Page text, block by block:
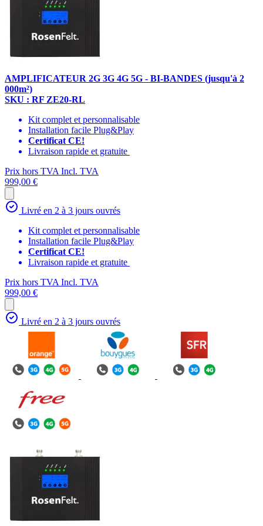
AMPLIFICATEUR 2G 3G 4G 5G - BI-BANDES (jusqu'à 2
000m²)
SKU : RF ZE20-RL
Kit complet et personnalisable
Installation facile Plug&Play
Certificat CE!
Livraison rapide et gratuite
Prix hors TVAIncl. TVA
999,00 €
Livré en 2 à 3 jours ouvrés
Kit complet et personnalisable
Installation facile Plug&Play
Certificat CE!
Livraison rapide et gratuite
Prix hors TVAIncl. TVA
999,00 €
Livré en 2 à 3 jours ouvrés